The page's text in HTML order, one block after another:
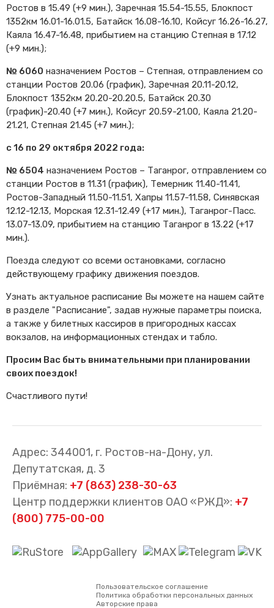
Ростов в 15.49 (+9 мин.), Заречная 15.54-15.55, Блокпост
1352км 16.01-16.01.5, Батайск 16.08-16.10, Койсуг 16.26-16.27,
Каяла 16.47-16.48, прибытием на станцию Степная в 17.12
(+9 мин.);
№ 6060 назначением Ростов – Степная, отправлением со
станции Ростов 20.06 (график), Заречная 20.11-20.12,
Блокпост 1352км 20.20-20.20.5, Батайск 20.30
(график)-20.40 (+7 мин.), Койсуг 20.59-21.00, Каяла 21.20-
21.21, Степная 21.45 (+7 мин.);
с 16 по 29 октября 2022 года:
№ 6504 назначением Ростов – Таганрог, отправлением со
станции Ростов в 11.31 (график), Темерник 11.40-11.41,
Ростов-Западный 11.50-11.51, Хапры 11.57-11.58, Синявская
12.12-12.13, Морская 12.31-12.49 (+17 мин.), Таганрог-Пасс.
13.07-13.09, прибытием на станцию Таганрог в 13.22 (+17
мин.).
Поезда следуют со всеми остановками, согласно
действующему графику движения поездов.
Узнать актуальное расписание Вы можете на нашем сайте
в разделе "Расписание", задав нужные параметры поиска,
а также у билетных кассиров в пригородных кассах
вокзалов, на информационных стендах и табло.
Просим Вас быть внимательными при планировании
своих поездок!
Счастливого пути!
Адрес: 344001, г. Ростов-на-Дону, ул.
Депутатская, д. 3
Приёмная: +7 (863) 238-30-63
Центр поддержки клиентов ОАО «РЖД»: +7
(800) 775-00-00
Пользовательское соглашение
Политика обработки персональных данных
Авторские права